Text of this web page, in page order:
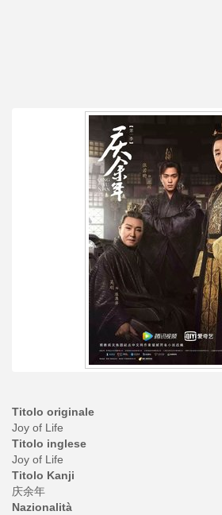
Titolo originale
Joy of Life
Titolo inglese
Joy of Life
Titolo Kanji
庆余年
Nazionalità